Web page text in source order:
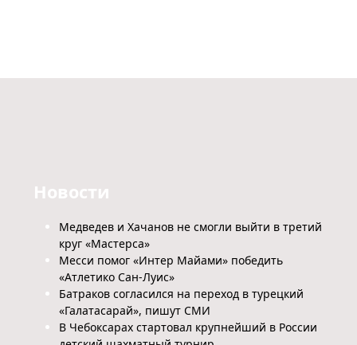
Новости
Медведев и Хачанов не смогли выйти в третий
круг «Мастерса»
Месси помог «Интер Майами» победить
«Атлетико Сан-Луис»
Батраков согласился на переход в турецкий
«Галатасарай», пишут СМИ
В Чебоксарах стартовал крупнейший в России